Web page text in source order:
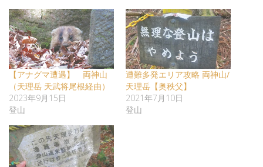
【アナグマ遭遇】 両神山
（天理岳 天武将尾根経由）
2023年9月15日
登山
遭難多発エリア攻略 両神山/
天理岳【奥秩父】
2021年7月10日
登山